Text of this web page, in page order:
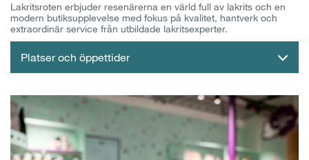
Lakritsroten erbjuder resenärerna en värld full av lakrits och en
modern butiksupplevelse med fokus på kvalitet, hantverk och
extraordinär service från utbildade lakritsexperter.
Platser och öppettider